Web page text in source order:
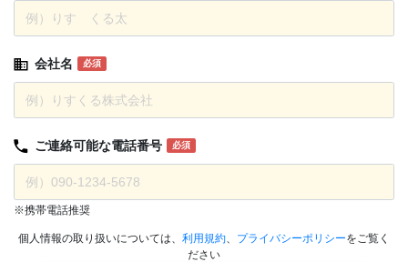
会社名 必須
ご連絡可能な電話番号 必須
※携帯電話推奨
個人情報の取り扱いについては、 利用規約、 プライバシーポリシーをご覧く
ださい